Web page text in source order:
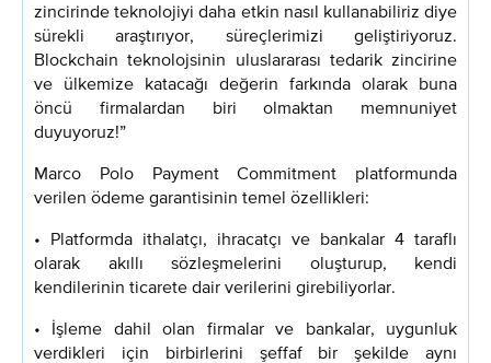
zincirinde teknolojiyi daha etkin nasıl kullanabiliriz diye
sürekli araştırıyor, süreçlerimizi geliştiriyoruz.
Blockchain teknolojsinin uluslararası tedarik zincirine
ve ülkemize katacağı değerin farkında olarak buna
öncü firmalardan biri olmaktan memnuniyet
duyuyoruz!”
Marco Polo Payment Commitment platformunda
verilen ödeme garantisinin temel özellikleri:
• Platformda ithalatçı, ihracatçı ve bankalar 4 taraflı
olarak akıllı sözleşmelerini oluşturup, kendi
kendilerinin ticarete dair verilerini girebiliyorlar.
• İşleme dahil olan firmalar ve bankalar, uygunluk
verdikleri için birbirlerini şeffaf bir şekilde aynı